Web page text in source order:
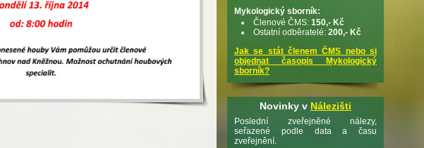
Mykologický sborník:
Členové ČMS: 150,- Kč
Ostatní odběratelé: 200,- Kč
Jak se stát členem ČMS nebo si
objednat časopis Mykologický
sborník?
Novinky v Nálezišti
Poslední zveřejněné nálezy,
seřazené podle data a času
zveřejnění.